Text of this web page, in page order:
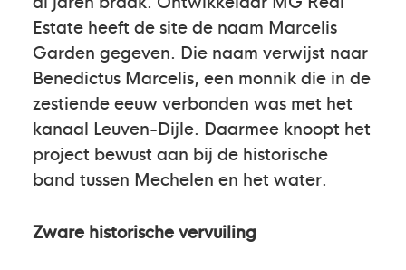
Estate heeft de site de naam Marcelis
Garden gegeven. Die naam verwijst naar
Benedictus Marcelis, een monnik die in de
zestiende eeuw verbonden was met het
kanaal Leuven-Dijle. Daarmee knoopt het
project bewust aan bij de historische
band tussen Mechelen en het water.
Zware historische vervuiling